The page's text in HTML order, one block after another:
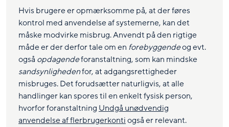
Hvis brugere er opmærksomme på, at der føres
kontrol med anvendelse af systemerne, kan det
måske modvirke misbrug. Anvendt på den rigtige
måde er der derfor tale om en forebyggendeog evt.
også opdagendeforanstaltning, som kan mindske
sandsynlighedenfor, at adgangsrettigheder
misbruges. Det forudsætter naturligvis, at alle
handlinger kan spores til en enkelt fysisk person,
hvorfor foranstaltning Undgå unødvendig
anvendelse af flerbrugerkontiogså er relevant.